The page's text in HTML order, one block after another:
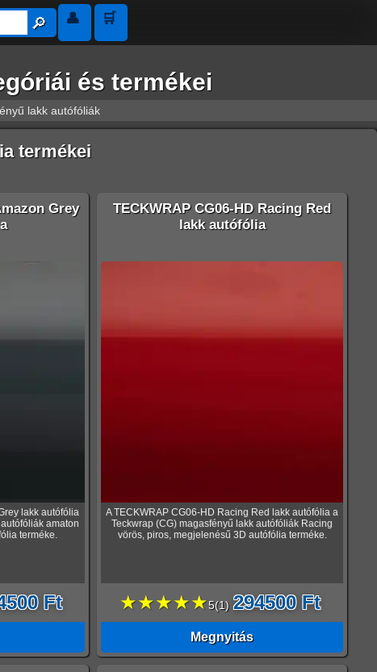
🔎︎ 👤 🛒
és termékei
lakk autófóliák
termékei
Grey
lakk autófólia
amaton
terméke.
Ft
TECKWRAP CG06-HD Racing Red
lakk autófólia
A TECKWRAP CG06-HD Racing Red lakk autófólia a
Teckwrap (CG) magasfényű lakk autófóliák Racing
vörös, piros, megjelenésű 3D autófólia terméke.
★★★★★ 5(1) 294500 Ft
Megnyitás